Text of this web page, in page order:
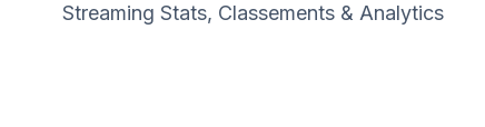
Streaming Stats, Classements & Analytics